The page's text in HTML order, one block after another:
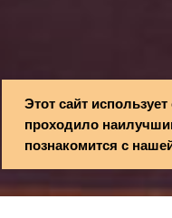
Этот сайт
проходило
познакомится с